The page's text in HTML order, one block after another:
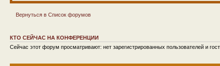
Вернуться в Список форумов
КТО СЕЙЧАС НА КОНФЕРЕНЦИИ
Сейчас этот форум просматривают: нет зарегистрированных пользователей и